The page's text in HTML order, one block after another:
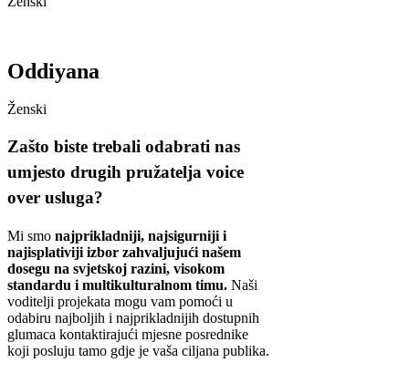
Oddiyana
Ženski
Zašto biste trebali odabrati nas
umjesto drugih pružatelja voice
over usluga?
Mi smo najprikladniji, najsigurniji i
najisplativiji izbor zahvaljujući našem
dosegu na svjetskoj razini, visokom
standardu i multikulturalnom timu. Naši
voditelji projekata mogu vam pomoći u
odabiru najboljih i najprikladnijih dostupnih
glumaca kontaktirajući mjesne posrednike
koji posluju tamo gdje je vaša ciljana publika.